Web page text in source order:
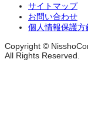
サイトマップ
お問い合わせ
個人情報保護方
Copyright ©
All Rights Reserved.